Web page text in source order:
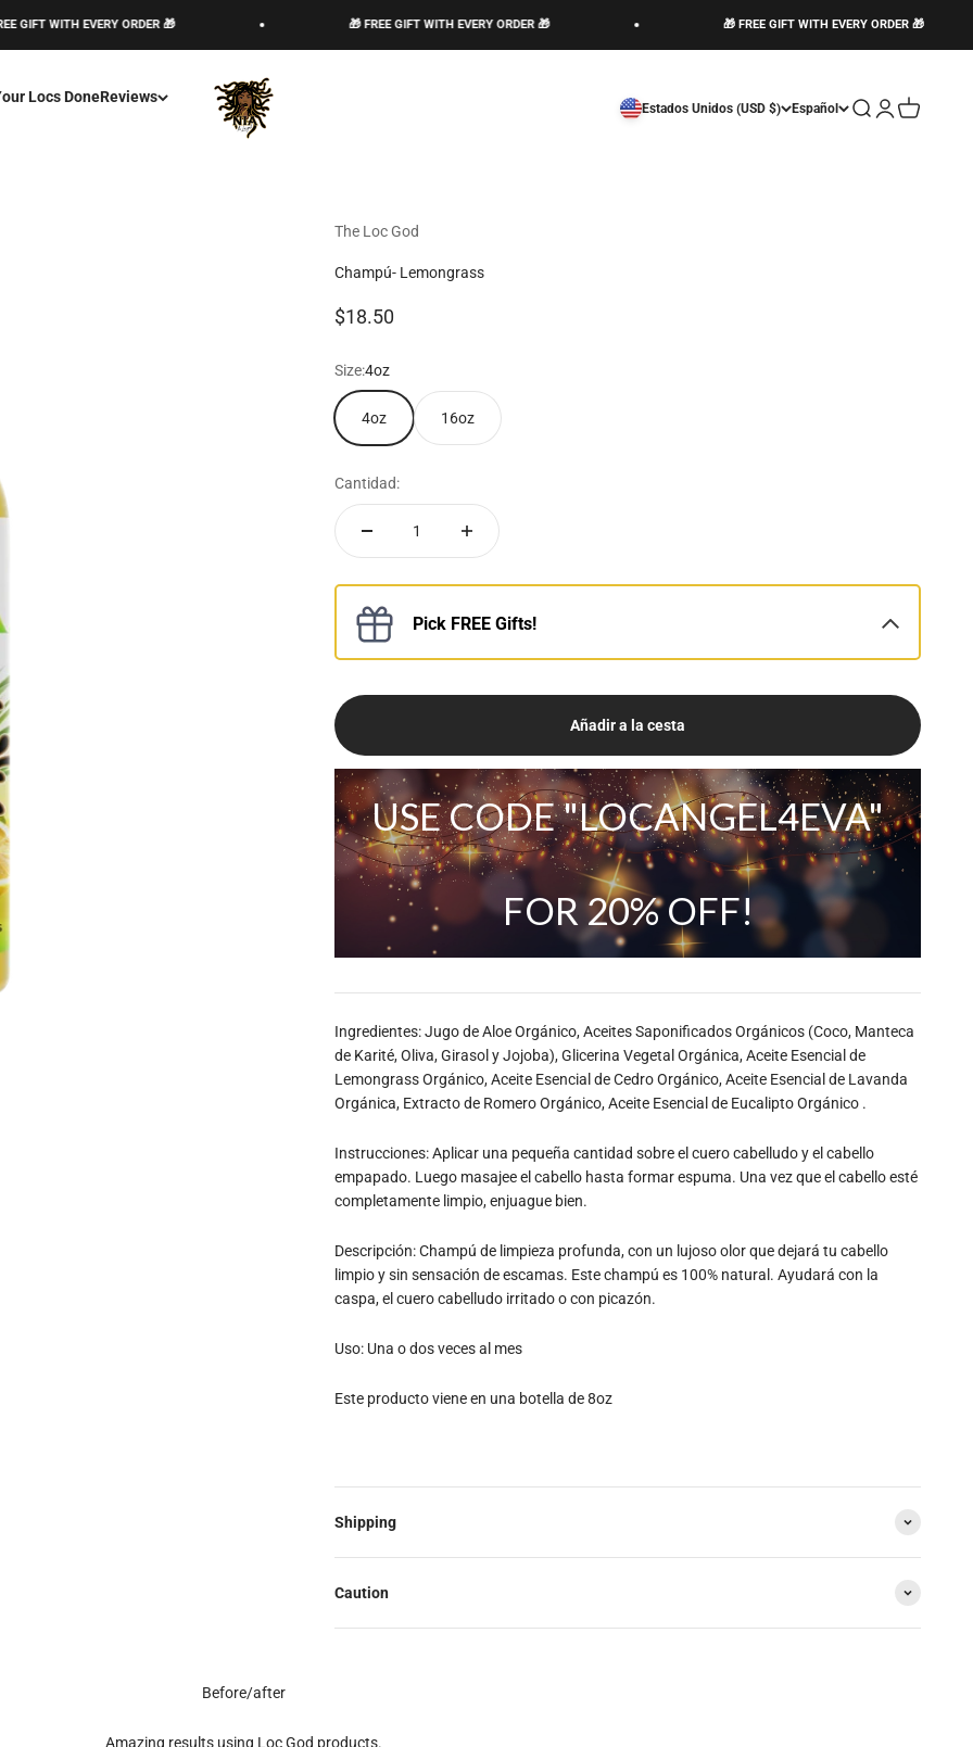
ORDER 🎁 🎁 FREE GIFT WITH EVERY ORDER 🎁 🎁 FREE GIFT WITH EVERY ORDER 🎁
Locs DoneReviews
The Loc God, Corp
Estados Unidos (USD $) Español Abrir búsqueda
Abrir página
Abrir cesta
The Loc God
Champú- Lemongrass
Precio de oferta
$18.50
Size:4oz
4oz 16oz
Cantidad:
Pick FREE Gifts!
Añadir a la cesta
USE CODE "LOCANGEL4EVA"
FOR 20% OFF!
Ingredientes: Jugo de Aloe Orgánico, Aceites Saponificados Orgánicos (Coco, Manteca
de Karité, Oliva, Girasol y Jojoba), Glicerina Vegetal Orgánica, Aceite Esencial de
Lemongrass Orgánico, Aceite Esencial de Cedro Orgánico, Aceite Esencial de Lavanda
Orgánica, Extracto de Romero Orgánico, Aceite Esencial de Eucalipto Orgánico .
Instrucciones: Aplicar una pequeña cantidad sobre el cuero cabelludo y el cabello
empapado. Luego masajee el cabello hasta formar espuma. Una vez que el cabello esté
completamente limpio, enjuague bien.
Descripción: Champú de limpieza profunda, con un lujoso olor que dejará tu cabello
limpio y sin sensación de escamas. Este champú es 100% natural. Ayudará con la
caspa, el cuero cabelludo irritado o con picazón.
Uso: Una o dos veces al mes
Este producto viene en una botella de 8oz
Shipping
Caution
Before/after
Amazing results using Loc God products.